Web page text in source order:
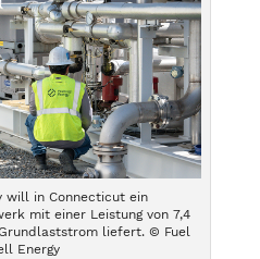
will in Connecticut ein
mit einer Leistung von 7,4
liefert. © Fuel
Energy